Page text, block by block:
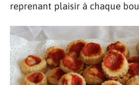
reprenant plaisir à chaque